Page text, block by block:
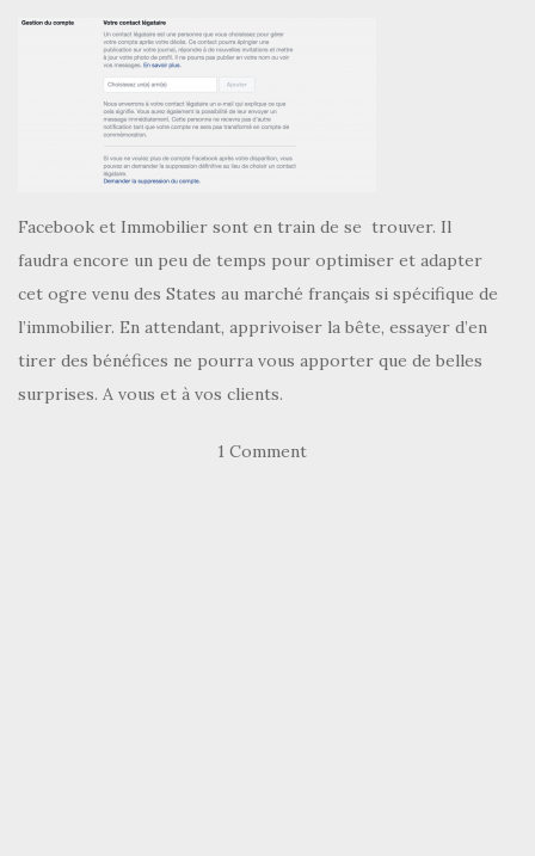
Facebook et Immobilier sont en train de se trouver. Il
faudra encore un peu de temps pour optimiser et adapter
cet ogre venu des States au marché français si spécifique de
l’immobilier. En attendant, apprivoiser la bête, essayer d’en
tirer des bénéfices ne pourra vous apporter que de belles
surprises. A vous et à vos clients.
1 Comment